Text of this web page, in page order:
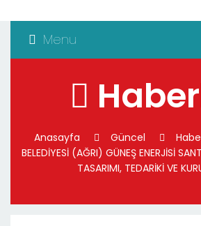
Menu
Anasayfa Güncel
BELEDİYESİ (AĞRI) GÜNEŞ ENERJİSİ
TASARIMI, TEDARİKİ VE